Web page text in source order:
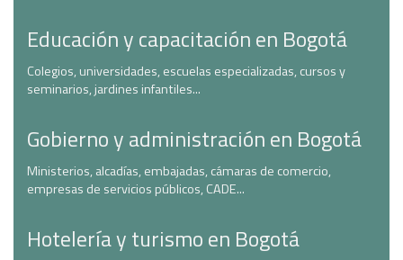
Educación y capacitación en Bogotá
Colegios, universidades, escuelas especializadas, cursos y
seminarios, jardines infantiles...
Gobierno y administración en Bogotá
Ministerios, alcadías, embajadas, cámaras de comercio,
empresas de servicios públicos, CADE...
Hotelería y turismo en Bogotá